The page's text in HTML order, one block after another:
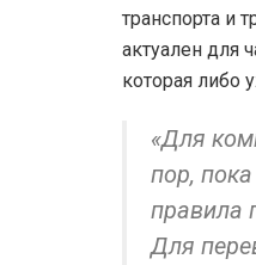
транспорта и
актуален для
которая либо
«Для
пор,
правила
Для